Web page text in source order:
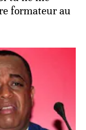
formateur au